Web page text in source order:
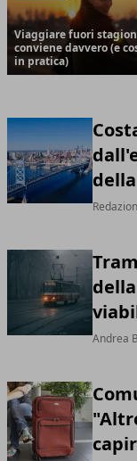
Viaggiare fuori
conviene davvero (e
in pratica)
Andrea